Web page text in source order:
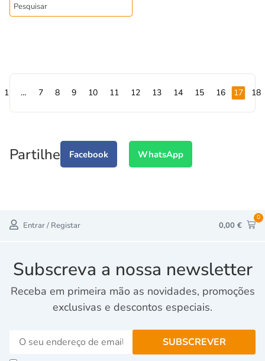
1 … 7 8 9 10 11 12 13 14 15 16 17 18
Partilhe Facebook WhatsApp
Entrar / Registar 0,00 €
0
Subscreva a nossa newsletter
Receba em primeira mão as novidades, promoções
exclusivas e descontos especiais.